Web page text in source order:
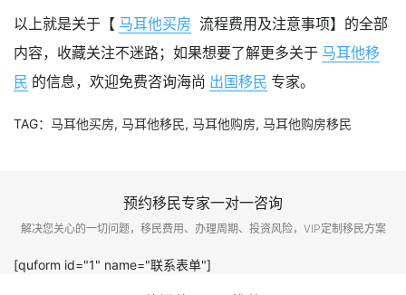
以上就是关于【 马耳他买房 流程费用及注意事项】的全部
内容，收藏关注不迷路；如果想要了解更多关于 马耳他移
民 的信息，欢迎免费咨询海尚 出国移民 专家。
TAG： 马耳他买房, 马耳他移民, 马耳他购房, 马耳他购房移民
预约移民专家一对一咨询
解决您关心的一切问题，移民费用、办理周期、投资风险，VIP定制移民方案
[quform id="1" name="联系表单"]